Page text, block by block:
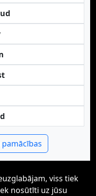
viss tiek
nosūtīti uz jūsu